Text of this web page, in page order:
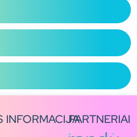
INFORMACIJAPARTNERIAI